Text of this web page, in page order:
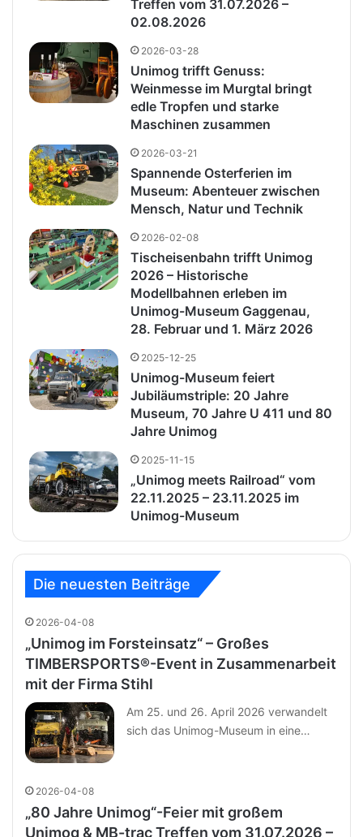
Treffen vom 31.07.2026 –
02.08.2026
2026-03-28
Unimog trifft Genuss:
Weinmesse im Murgtal bringt
edle Tropfen und starke
Maschinen zusammen
2026-03-21
Spannende Osterferien im
Museum: Abenteuer zwischen
Mensch, Natur und Technik
2026-02-08
Tischeisenbahn trifft Unimog
2026 – Historische
Modellbahnen erleben im
Unimog-Museum Gaggenau,
28. Februar und 1. März 2026
2025-12-25
Unimog-Museum feiert
Jubiläumstriple: 20 Jahre
Museum, 70 Jahre U 411 und 80
Jahre Unimog
2025-11-15
„Unimog meets Railroad“ vom
22.11.2025 – 23.11.2025 im
Unimog-Museum
Die neuesten Beiträge
2026-04-08
„Unimog im Forsteinsatz“ – Großes
TIMBERSPORTS®-Event in Zusammenarbeit
mit der Firma Stihl
Am 25. und 26. April 2026 verwandelt
sich das Unimog-Museum in eine…
2026-04-08
„80 Jahre Unimog“-Feier mit großem
Unimog & MB-trac Treffen vom 31.07.2026 –